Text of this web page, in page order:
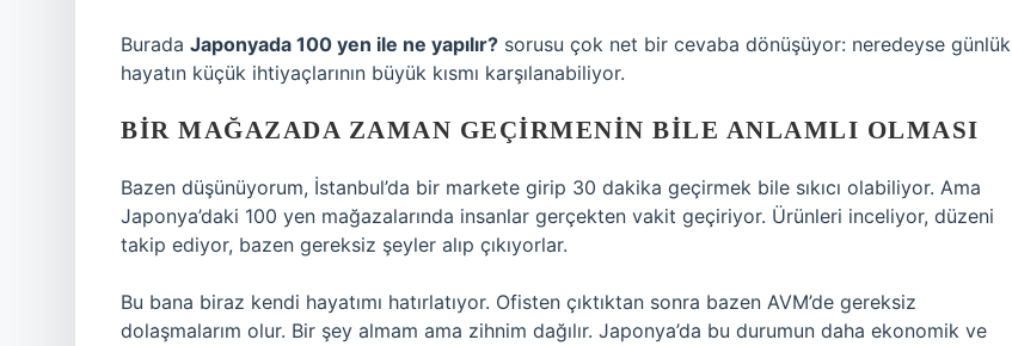
Burada Japonyada 100 yen ile ne yapılır? sorusu çok net bir cevaba dönüşüyor: neredeyse günlük
hayatın küçük ihtiyaçlarının büyük kısmı karşılanabiliyor.
BIR MAĞAZADA ZAMAN GEÇIRMENIN BILE ANLAMLI OLMASI
Bazen düşünüyorum, İstanbul’da bir markete girip 30 dakika geçirmek bile sıkıcı olabiliyor. Ama
Japonya’daki 100 yen mağazalarında insanlar gerçekten vakit geçiriyor. Ürünleri inceliyor, düzeni
takip ediyor, bazen gereksiz şeyler alıp çıkıyorlar.
Bu bana biraz kendi hayatımı hatırlatıyor. Ofisten çıktıktan sonra bazen AVM’de gereksiz
dolaşmalarım olur. Bir şey almam ama zihnim dağılır. Japonya’da bu durumun daha ekonomik ve